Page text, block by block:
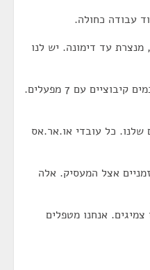
עבודה כחולה.
בארץ, מנצרת עד דימונה. יש לנו
וגם באשדוד. הצלחנו לחתום הסכמים קיבוציים עם 7 מפעלים.
כל עובדי או.אר.אס
אצל המעסיק. אלה
אנחנו מטפלים